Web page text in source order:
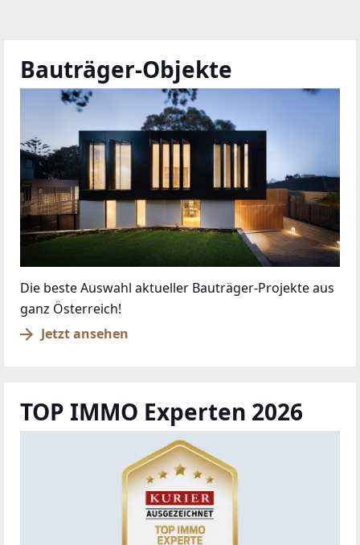
Bauträger-Objekte
Die beste Auswahl aktueller Bauträger-Projekte aus
ganz Österreich!
Jetzt ansehen
TOP IMMO Experten 2026